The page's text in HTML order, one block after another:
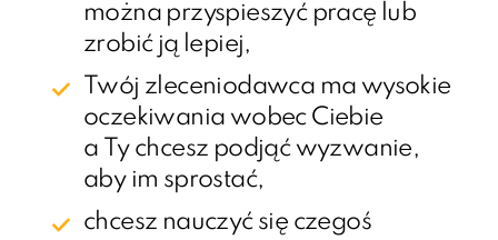
można przyspieszyć pracę lub
zrobić ją lepiej,
Twój zleceniodawca ma wysokie
oczekiwania wobec Ciebie
a Ty chcesz podjąć wyzwanie,
aby im sprostać,
chcesz nauczyć się czegoś